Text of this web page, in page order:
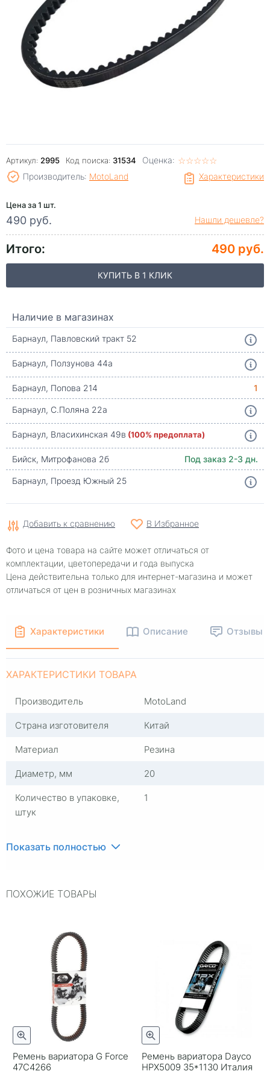
Артикул: 2995 Код поиска: 31534 Оценка: ☆☆☆☆☆
★★★★★
Характеристики
Производитель: MotoLand
Цена за 1 шт.
490 руб. Нашли дешевле?
Итого: 490 руб.
КУПИТЬ В 1 КЛИК
Наличие в магазинах
Барнаул, Павловский тракт 52
Барнаул, Ползунова 44а
Барнаул, Попова 214
1
Барнаул, С.Поляна 22а
Барнаул, Власихинская 49в (100% предоплата)
Бийск, Митрофанова 2б
Под заказ 2-3 дн.
Барнаул, Проезд Южный 25
Добавить к сравнению В Избранное
Фото и цена товара на сайте может отличаться от
комплектации, цветопередачи и года выпуска
Цена действительна только для интернет-магазина и может
отличаться от цен в розничных магазинах
Характеристики Описание Отзывы
ХАРАКТЕРИСТИКИ ТОВАРА
Производитель
MotoLand
Страна изготовителя
Китай
Материал
Резина
Диаметр, мм
20
Количество в упаковке,
штук
1
Показать полностью
ПОХОЖИЕ ТОВАРЫ
Ремень вариатора G Force
47C4266
Ремень вариатора Dayco
HPX5009 35*1130 Италия